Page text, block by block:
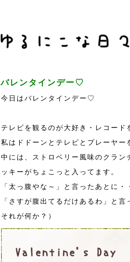
バレンタインデー♡
今日はバレンタインデー♡
テレビを観るのが大好き・レコード
私はドドーンとテレビとプレーヤー
中には、ストロベリー風味のクラン
ッキーがちょこっと入ってます。
「太っ腹やな～」と言ったあとに・
「さすが腹出てるだけあるわ」と
それが何か？）